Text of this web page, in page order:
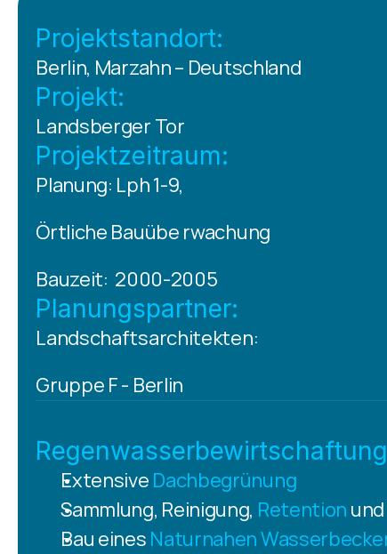
Projektstandort:
Berlin, Marzahn – Deutschland
Projekt:
Landsberger Tor
Projektzeitraum:
Planung: Lph 1-9,
Örtliche Bauübe rwachung
Bauzeit:  2000-2005
Planungspartner:
Landschaftsarchitekten:
Gruppe F - Berlin
Extensive Dachbegrünung
Sammlung, Reinigung, Retention
Bau eines Naturnahen